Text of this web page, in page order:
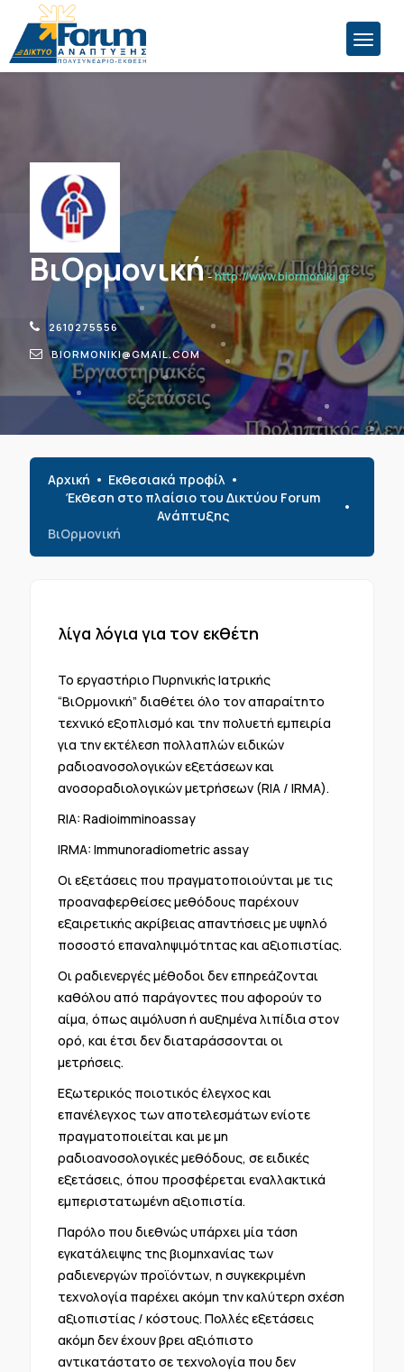
ΒιΟρμονική-http://www.biormoniki.gr
2610275556
BIORMONIKI@GMAIL.COM
Αρχική
Εκθεσιακά προφίλ
Έκθεση στο πλαίσιο του Δικτύου Forum
Ανάπτυξης
ΒιΟρμονική
λίγα λόγια για τον εκθέτη
Το εργαστήριο Πυρηνικής Ιατρικής
“ΒιΟρμονική” διαθέτει όλο τον απαραίτητο
τεχνικό εξοπλισμό και την πολυετή εμπειρία
για την εκτέλεση πολλαπλών ειδικών
ραδιοανοσολογικών εξετάσεων και
ανοσοραδιολογικών μετρήσεων (RIA / IRMA).
RIA: Radioimminoassay
IRMA: Immunoradiometric assay
Oι εξετάσεις που πραγματοποιούνται με τις
προαναφερθείσες μεθόδους παρέχουν
εξαιρετικής ακρίβειας απαντήσεις με υψηλό
ποσοστό επαναληψιμότητας και αξιοπιστίας.
Οι ραδιενεργές μέθοδοι δεν επηρεάζονται
καθόλου από παράγοντες που αφορούν το
αίμα, όπως αιμόλυση ή αυξημένα λιπίδια στον
ορό, και έτσι δεν διαταράσσονται οι
μετρήσεις.
Εξωτερικός ποιοτικός έλεγχος και
επανέλεγχος των αποτελεσμάτων ενίοτε
πραγματοποιείται και με μη
ραδιοανοσολογικές μεθόδους, σε ειδικές
εξετάσεις, όπου προσφέρεται εναλλακτικά
εμπεριστατωμένη αξιοπιστία.
Παρόλο που διεθνώς υπάρχει μία τάση
εγκατάλειψης της βιομηχανίας των
ραδιενεργών προϊόντων, η συγκεκριμένη
τεχνολογία παρέχει ακόμη την καλύτερη σχέση
αξιοπιστίας / κόστους. Πολλές εξετάσεις
ακόμη δεν έχουν βρει αξιόπιστο
αντικατάστατο σε τεχνολογία που δεν